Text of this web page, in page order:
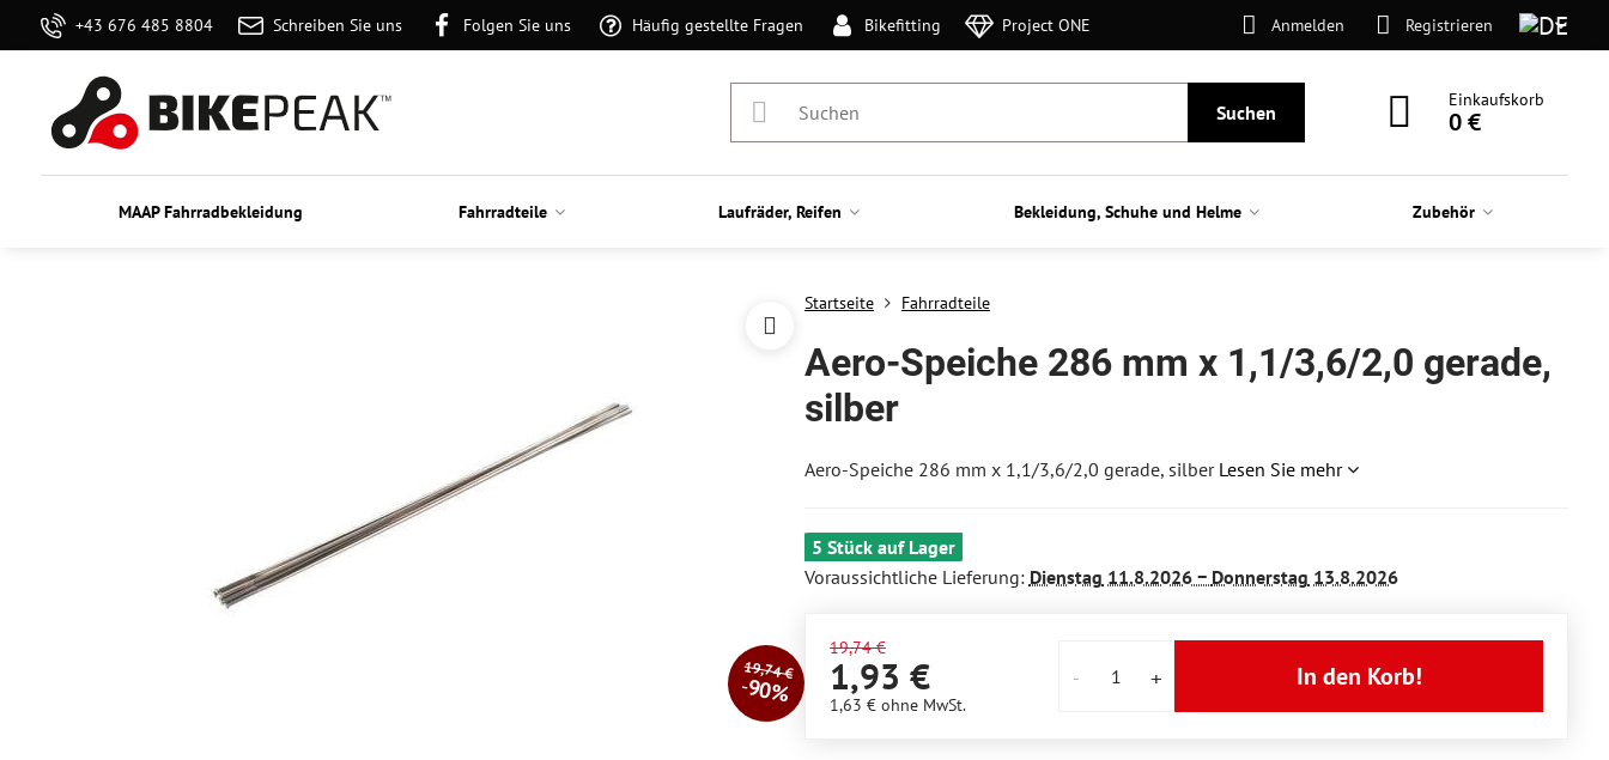
+43 676 485 8804 Schreiben Sie uns Folgen Sie uns Häufig gestellte Fragen Bikefitting Project ONE Anmelden Registrieren
Suchen
Einkaufskorb
0 €
MAAP Fahrradbekleidung Fahrradteile Laufräder, Reifen Bekleidung, Schuhe und Helme Zubehör
19,74 €
90%
Startseite Fahrradteile
Aero-Speiche 286 mm x 1,1/3,6/2,0 gerade,
silber
Aero-Speiche 286 mm x 1,1/3,6/2,0 gerade, silber Lesen Sie mehr
5 Stück auf Lager
Voraussichtliche Lieferung: Dienstag 11.8.2026 − Donnerstag 13.8.2026
19,74 €
1,93 €
1,63 € ohne MwSt.
In den Korb!